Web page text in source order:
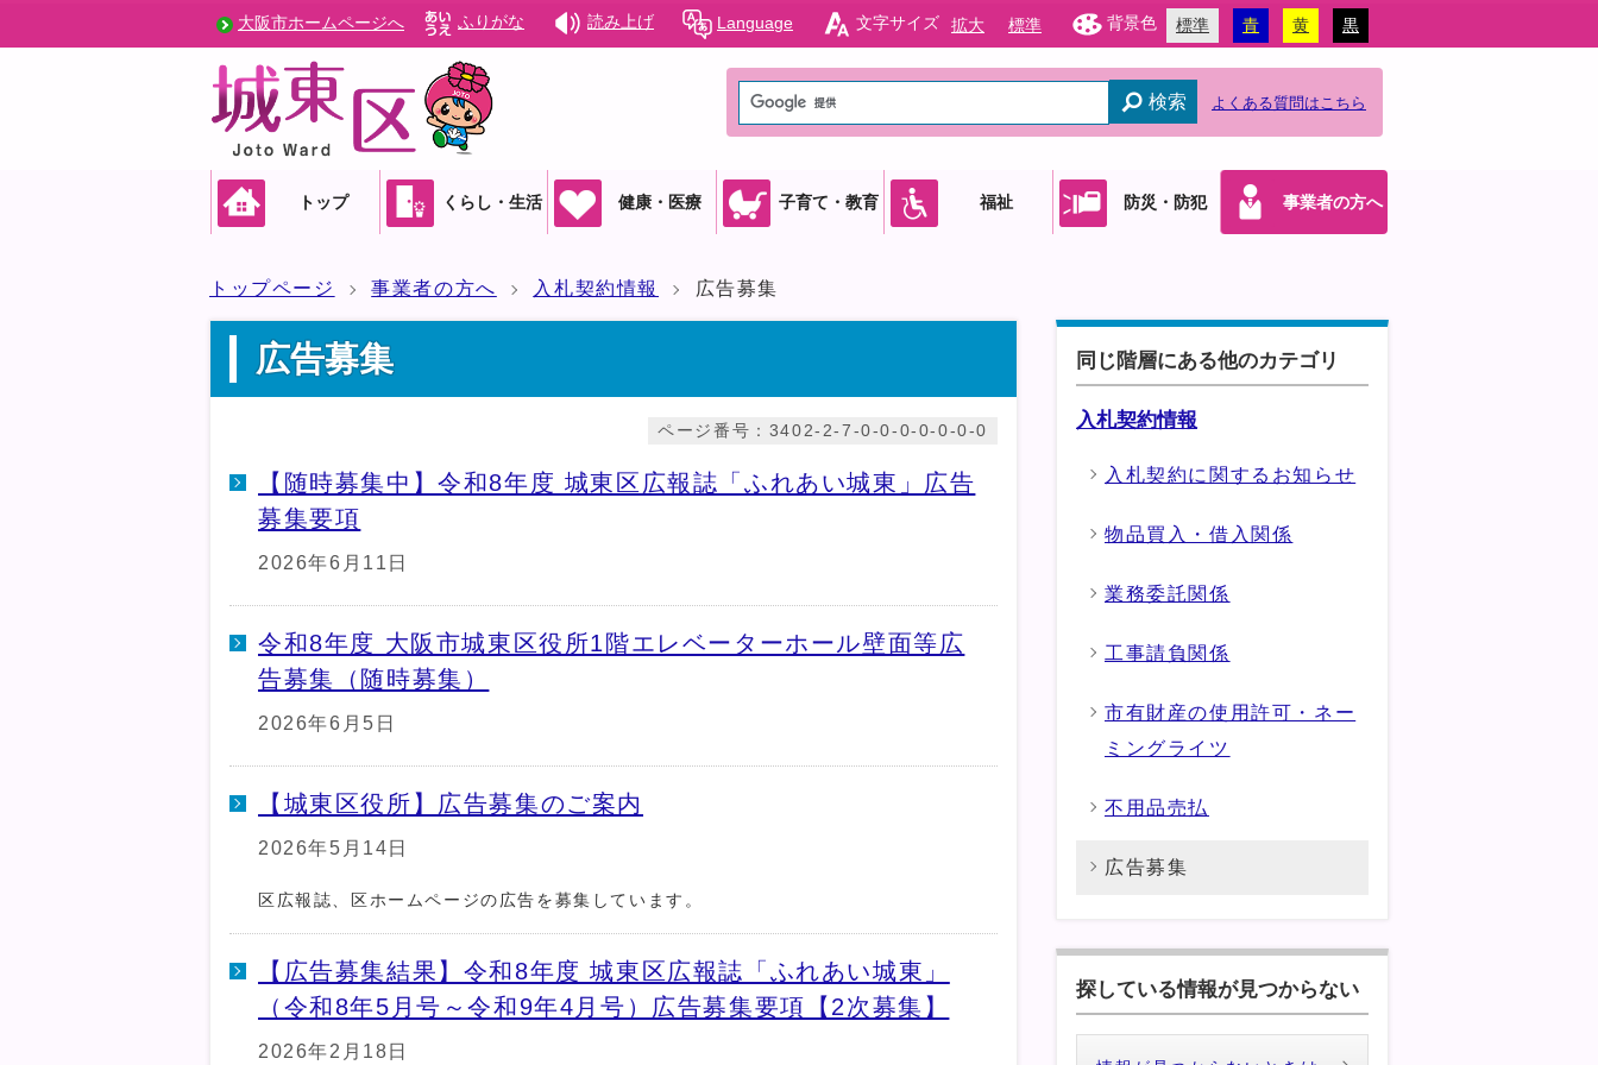
大阪市ホームページへ ふりがな 読み上げ Language 文字サイズ 拡大 標準 背景色 標準 青 黄 黒
検索 よくある質問はこちら
トップ くらし・生活 健康・医療 子育て・教育 福祉 防災・防犯 事業者の方へ
トップページ 事業者の方へ 入札契約情報 広告募集
広告募集
ページ番号：3402-2-7-0-0-0-0-0-0-0
【随時募集中】令和8年度 城東区広報誌「ふれあい城東」広告
募集要項
2026年6月11日
令和8年度 大阪市城東区役所1階エレベーターホール壁面等広
告募集（随時募集）
2026年6月5日
【城東区役所】広告募集のご案内
2026年5月14日
区広報誌、区ホームページの広告を募集しています。
【広告募集結果】令和8年度 城東区広報誌「ふれあい城東」
（令和8年5月号～令和9年4月号）広告募集要項【2次募集】
2026年2月18日
同じ階層にある他のカテゴリ
入札契約情報
入札契約に関するお知らせ
物品買入・借入関係
業務委託関係
工事請負関係
市有財産の使用許可・ネー
ミングライツ
不用品売払
広告募集
探している情報が見つからない